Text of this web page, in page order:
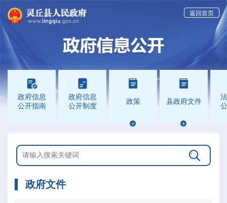
返回首页

政府信息
公开指南

政府信息
公开制度

政策


县政府文件


政府文件